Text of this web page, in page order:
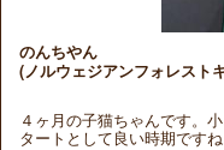
のんちやん
(ノルウェジアンフォレスト
４ヶ月の子猫ちゃんです。
タートとして良い時期です